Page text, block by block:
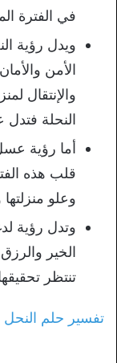
في الفترة
ويدل رؤية
الأمن
والإنتقال
النحلة فتدل
أما رؤية
قلب هذه
وعلو
وتدل رؤية
الخير
تنتظر
تفسير حلم النحل